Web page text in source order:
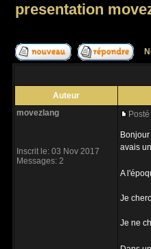
presentation
Auteur
movezlang
Inscrit le: 03 Nov 2017
Messages: 2
avais
A
Je
Je ne